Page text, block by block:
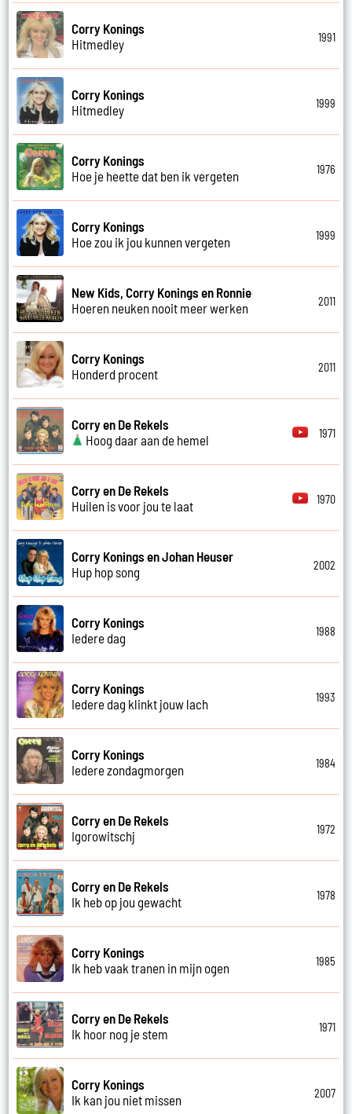
Corry Konings
Hitmedley
1991
Corry Konings
Hitmedley
1999
Corry Konings
Hoe je heette dat ben ik vergeten
1976
Corry Konings
Hoe zou ik jou kunnen vergeten
1999
New Kids, Corry Konings en Ronnie
Hoeren neuken nooit meer werken
2011
Corry Konings
Honderd procent
2011
Corry en De Rekels
Hoog daar aan de hemel
1971
Corry en De Rekels
Huilen is voor jou te laat
1970
Corry Konings en Johan Heuser
Hup hop song
2002
Corry Konings
Iedere dag
1988
Corry Konings
Iedere dag klinkt jouw lach
1993
Corry Konings
Iedere zondagmorgen
1984
Corry en De Rekels
Igorowitschj
1972
Corry en De Rekels
Ik heb op jou gewacht
1978
Corry Konings
Ik heb vaak tranen in mijn ogen
1985
Corry en De Rekels
Ik hoor nog je stem
1971
Corry Konings
Ik kan jou niet missen
2007